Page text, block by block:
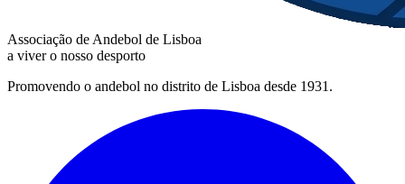
Associação de Andebol de Lisboa
a viver o nosso desporto
Promovendo o andebol no distrito de Lisboa desde 1931.